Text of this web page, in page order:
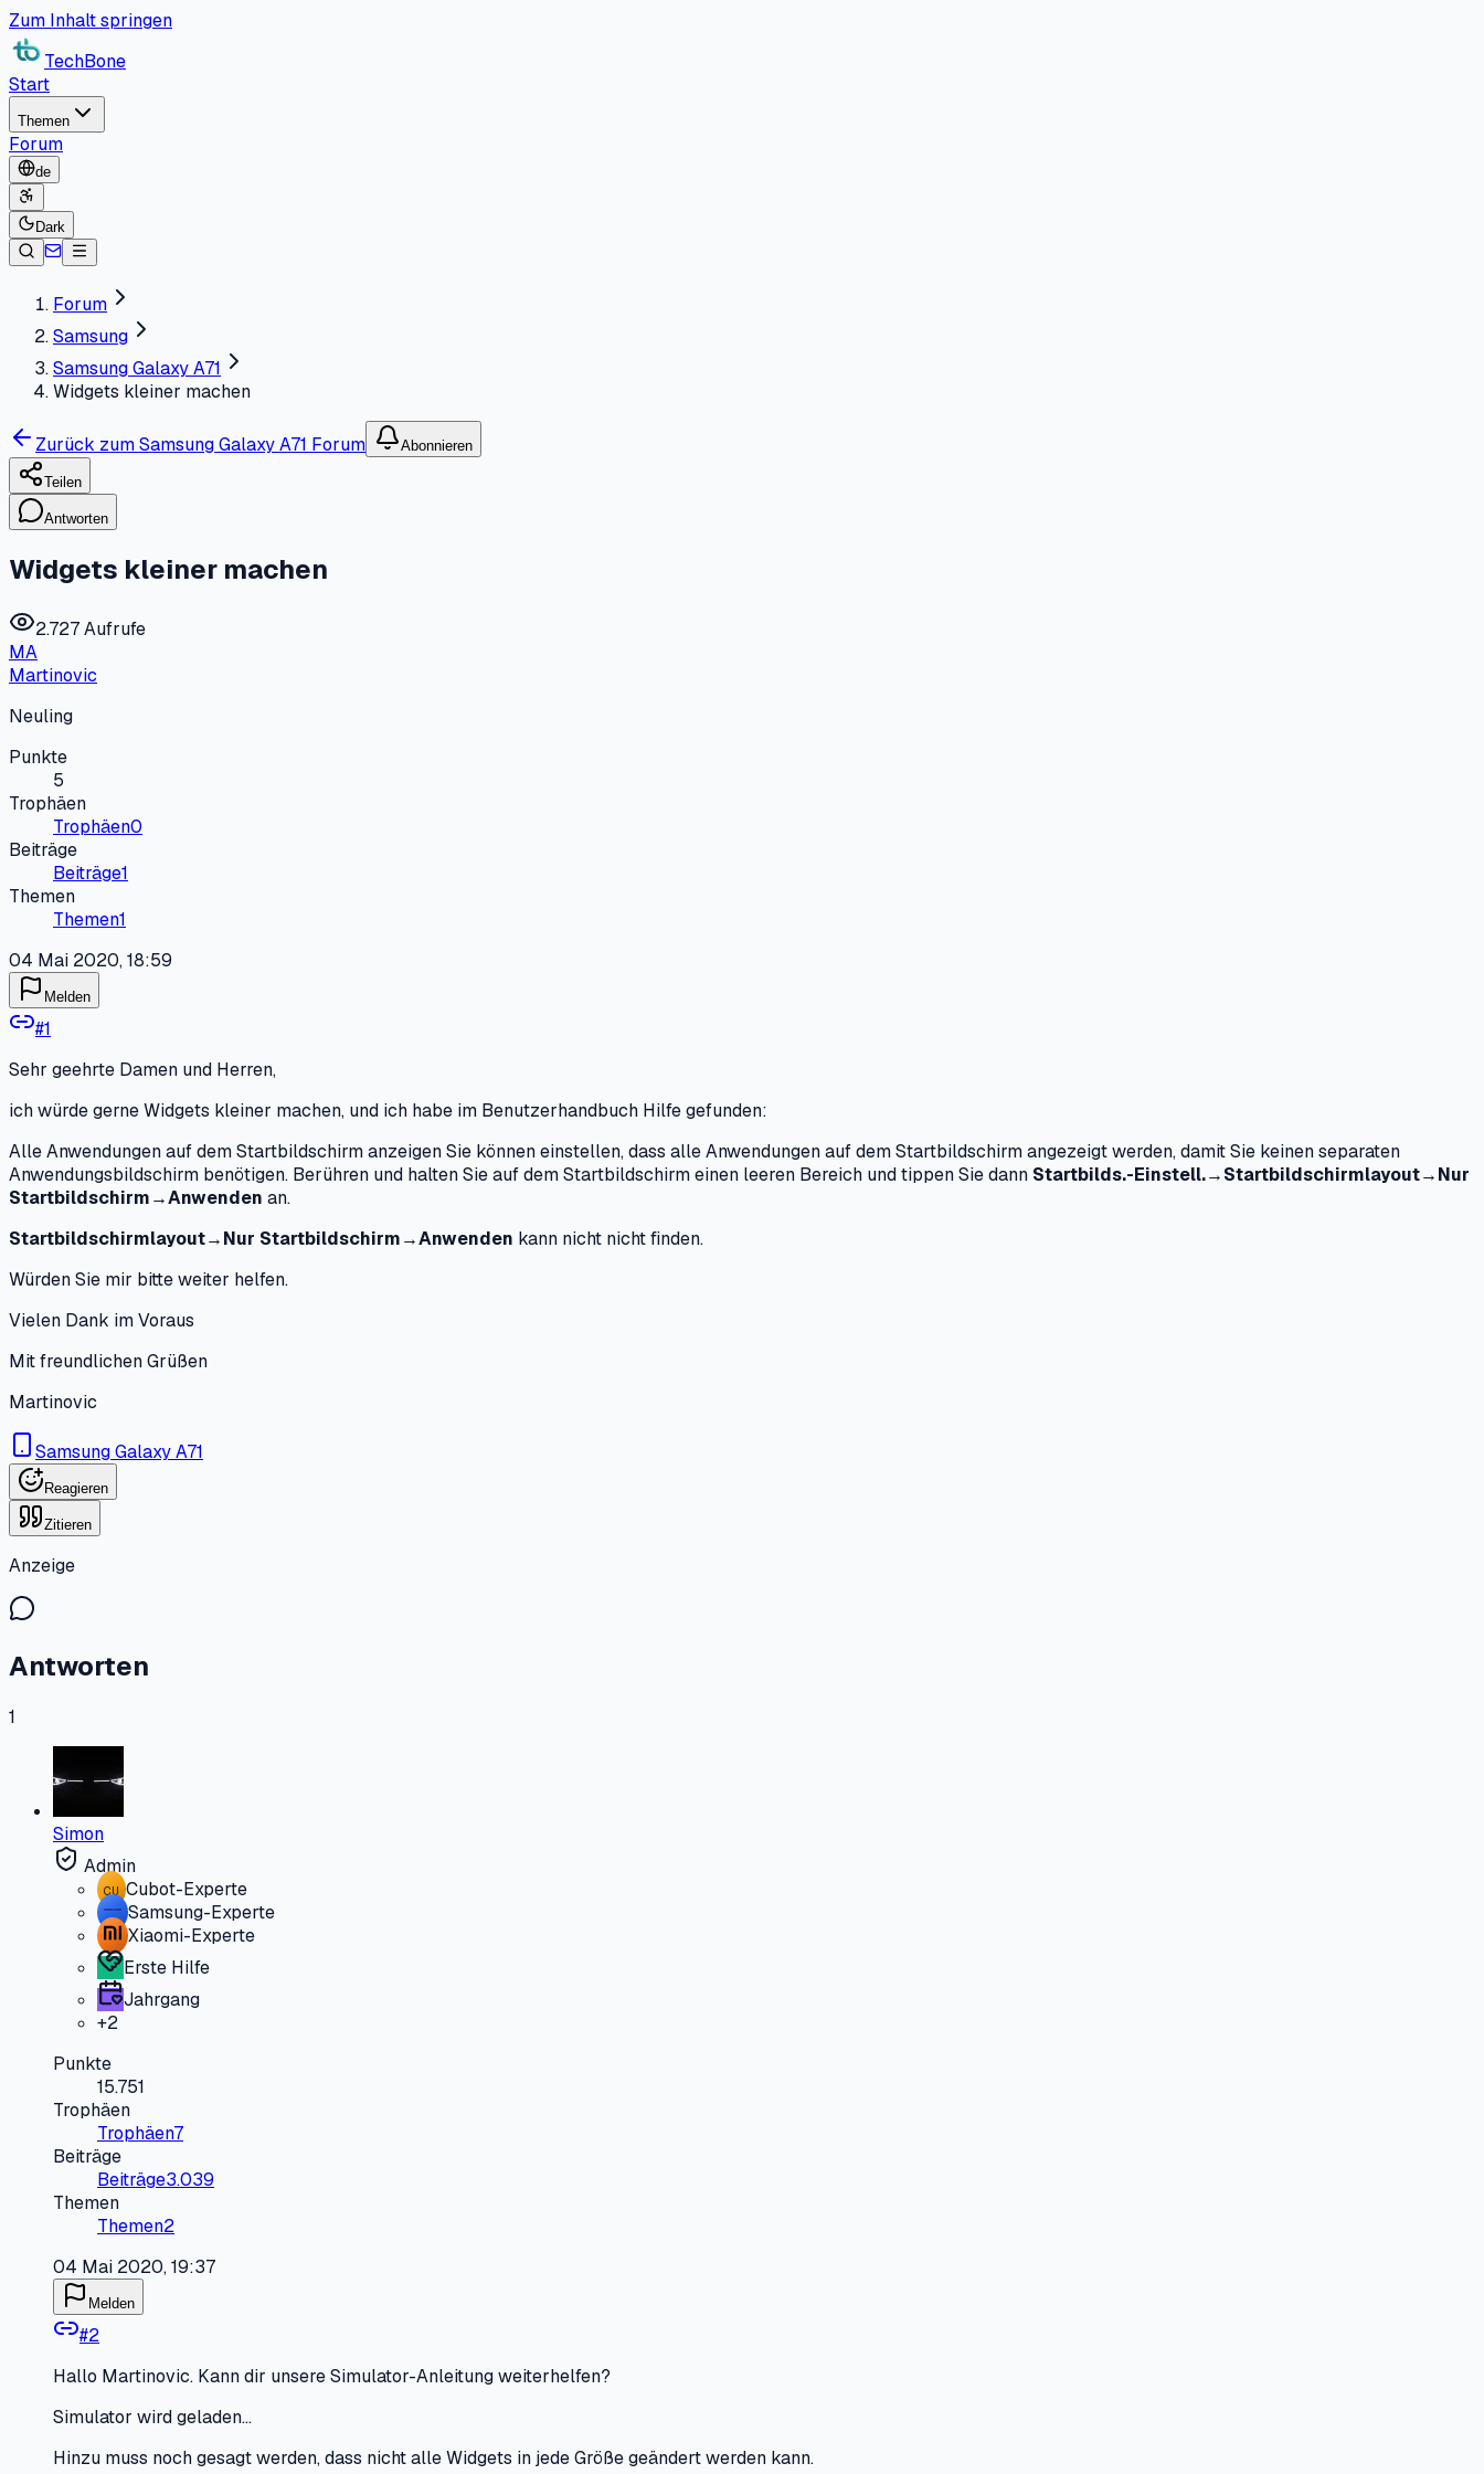
Zum Inhalt springen
TechBone
Start
Themen
Forum
de
Dark
Forum
Samsung
Samsung Galaxy A71
Widgets kleiner machen
Zurück zum Samsung Galaxy A71 Forum Abonnieren
Teilen
Antworten
Widgets kleiner machen
2.727 Aufrufe
MA
Martinovic
Neuling
Punkte
5
Trophäen
Trophäen0
Beiträge
Beiträge1
Themen
Themen1
04 Mai 2020, 18:59
Melden
#1
Sehr geehrte Damen und Herren,
ich würde gerne Widgets kleiner machen, und ich habe im Benutzerhandbuch Hilfe gefunden:
Alle Anwendungen auf dem Startbildschirm anzeigen Sie können einstellen, dass alle Anwendungen auf dem Startbildschirm angezeigt werden, damit Sie keinen separaten
Anwendungsbildschirm benötigen. Berühren und halten Sie auf dem Startbildschirm einen leeren Bereich und tippen Sie dann Startbilds.-Einstell.→Startbildschirmlayout→Nur
Startbildschirm→Anwenden an.
Startbildschirmlayout→Nur Startbildschirm→Anwenden kann nicht nicht finden.
Würden Sie mir bitte weiter helfen.
Vielen Dank im Voraus
Mit freundlichen Grüßen
Martinovic
Samsung Galaxy A71
Reagieren
Zitieren
Anzeige
Antworten
1
Simon
Admin
CU Cubot-Experte
Samsung-Experte
Xiaomi-Experte
Erste Hilfe
Jahrgang
+2
Punkte
15.751
Trophäen
Trophäen7
Beiträge
Beiträge3.039
Themen
Themen2
04 Mai 2020, 19:37
Melden
#2
Hallo Martinovic. Kann dir unsere Simulator-Anleitung weiterhelfen?
Simulator wird geladen…
Hinzu muss noch gesagt werden, dass nicht alle Widgets in jede Größe geändert werden kann.